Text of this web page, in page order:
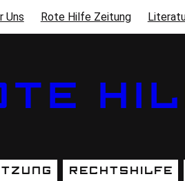
Uns Rote Hilfe Zeitung
Rechtshilfe